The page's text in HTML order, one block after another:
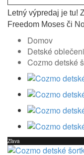
Letný výpredaj je tu!
Freedom Moses či
Domov
Detské
Cozmo detské
Zľava